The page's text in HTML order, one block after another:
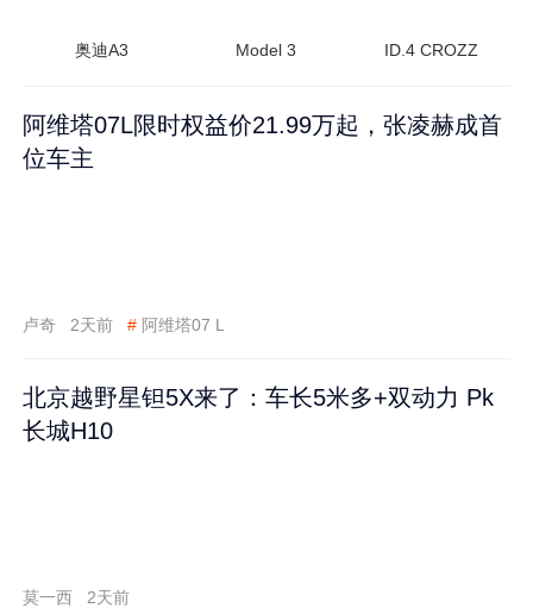
奥迪A3 Model 3 ID.4 CROZZ
阿维塔07L限时权益价21.99万起，张凌赫成首
位车主
卢奇 2天前 # 阿维塔07 L
北京越野星钽5X来了：车长5米多+双动力 Pk
长城H10
莫一西 2天前